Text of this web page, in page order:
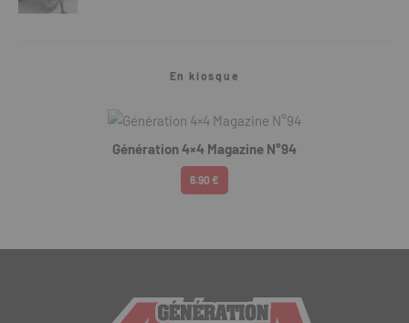
En kiosque
Génération 4×4 Magazine N°94
6.90 €